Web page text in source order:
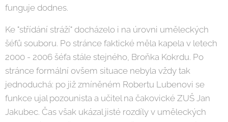
funguje dodnes.
Ke "střídání stráží" docházelo i na úrovni uměleckých
šéfů souboru. Po stránce faktické měla kapela v letech
2000 - 2006 šéfa stále stejného, Broňka Kokrdu. Po
stránce formální ovšem situace nebyla vždy tak
jednoduchá: po již zmíněném Robertu Lubenovi se
funkce ujal pozounista a učitel na čakovické ZUŠ Jan
Jakubec. Čas však ukázal jisté rozdíly v uměleckých